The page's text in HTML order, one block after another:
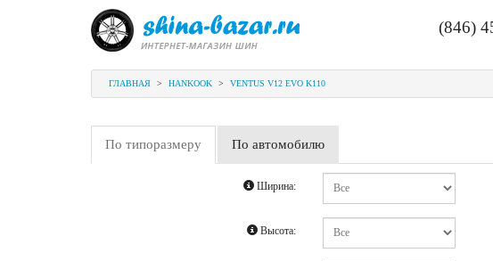
(846)
ГЛАВНАЯ > HANKOOK > VENTUS V12 EVO K110
По типоразмеру По автомобилю
Ширина:
Высота: